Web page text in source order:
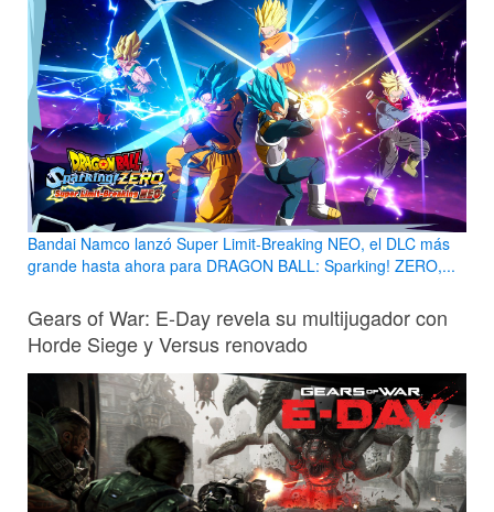
Bandai Namco lanzó Super Limit-Breaking NEO, el DLC más
grande hasta ahora para DRAGON BALL: Sparking! ZERO,...
Gears of War: E-Day revela su multijugador con
Horde Siege y Versus renovado